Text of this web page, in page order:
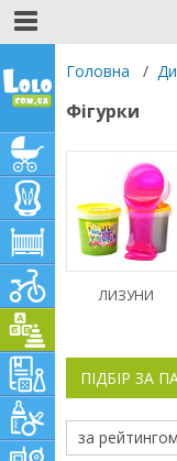
Головна /
Фігурки
ЛИЗУНИ
ПІДБІР ЗА
за рейтингом